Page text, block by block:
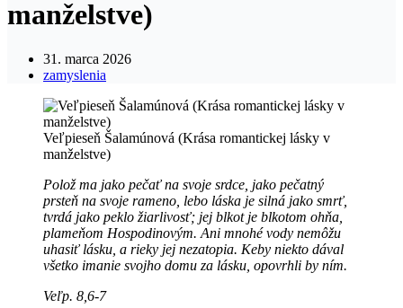
manželstve)
31. marca 2026
zamyslenia
Veľpieseň Šalamúnová (Krása romantickej lásky v
manželstve)
Polož ma jako pečať na svoje srdce, jako pečatný
prsteň na svoje rameno, lebo láska je silná jako smrť,
tvrdá jako peklo žiarlivosť; jej blkot je blkotom ohňa,
plameňom Hospodinovým. Ani mnohé vody nemôžu
uhasiť lásku, a rieky jej nezatopia. Keby niekto dával
všetko imanie svojho domu za lásku, opovrhli by ním.
Veľp. 8,6-7